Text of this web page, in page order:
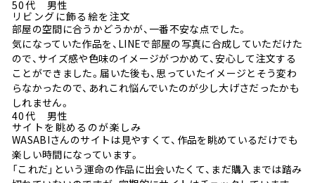
50代 男性
リビングに飾る絵を注文
部屋の空間に合うかどうかが、一番不安な点でした。
気になっていた作品を、LINEで部屋の写真に合成していただけた
ので、サイズ感や色味のイメージがつかめて、安心して注文する
ことができました。届いた後も、思っていたイメージとそう変わ
らなかったので、あれこれ悩んでいたのが少し大げさだったかも
しれません。
40代 男性
サイトを眺めるのが楽しみ
WASABIさんのサイトは見やすくて、作品を眺めているだけでも
楽しい時間になっています。
「これだ」という運命の作品に出会いたくて、まだ購入までは踏み